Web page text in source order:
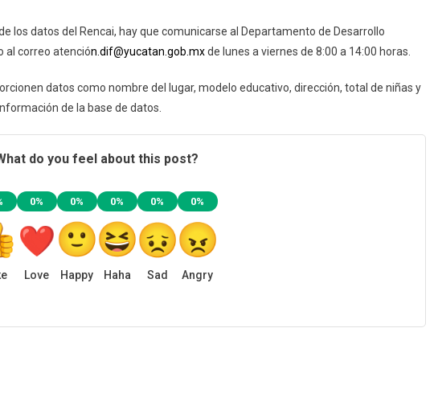
los datos del Rencai, hay que comunicarse al Departamento de Desarrollo
al correo atención.dif@yucatan.gob.mxde lunes a viernes de 8:00 a 14:00 horas.
datos como nombre del lugar, modelo educativo, dirección, total de niñas y
de la base de datos.
do you feel about this post?
0%
Love
0%
Happy
0%
Haha
0%
Sad
0%
Angry